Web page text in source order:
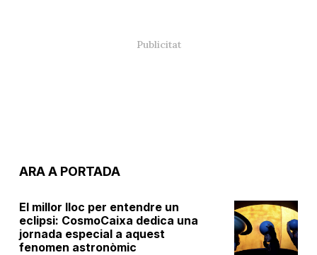
ARA A PORTADA
El millor lloc per entendre un
eclipsi: CosmoCaixa dedica una
jornada especial a aquest
fenomen astronòmic